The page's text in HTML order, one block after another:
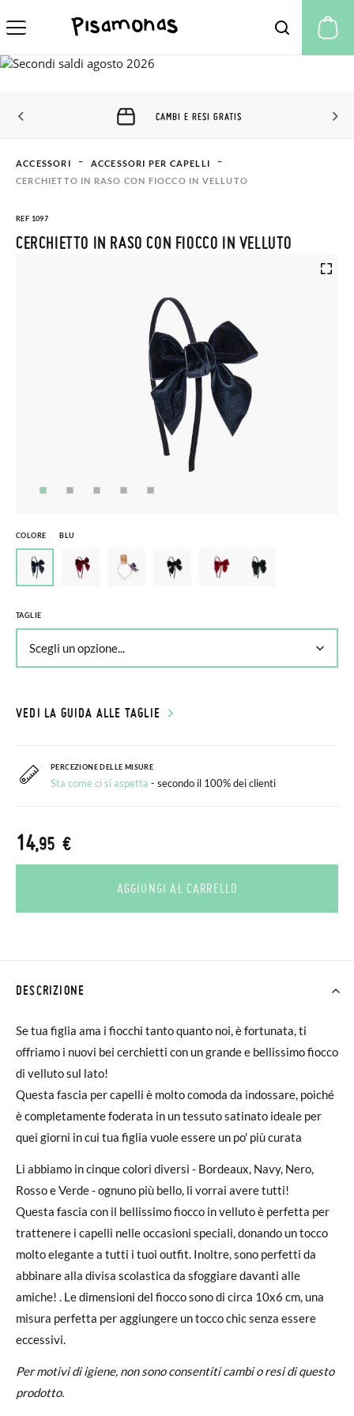
CAMBI E RESI GRATIS
ACCESSORI
ACCESSORI PER CAPELLI
CERCHIETTO IN RASO CON FIOCCO IN VELLUTO
REF 1097
CERCHIETTO IN RASO CON FIOCCO IN VELLUTO
COLORE BLU
TAGLIE
VEDI LA GUIDA ALLE TAGLIE
PERCEZIONE DELLE MISURE
Sta come ci si aspetta - secondo il 100% dei clienti
14,95 €
AGGIUNGI AL CARRELLO
DESCRIZIONE
Se tua figlia ama i fiocchi tanto quanto noi, è fortunata, ti
offriamo i nuovi bei cerchietti con un grande e bellissimo fiocco
di velluto sul lato!
Questa fascia per capelli è molto comoda da indossare, poiché
è completamente foderata in un tessuto satinato ideale per
quei giorni in cui tua figlia vuole essere un po' più curata
Li abbiamo in cinque colori diversi - Bordeaux, Navy, Nero,
Rosso e Verde - ognuno più bello, li vorrai avere tutti!
Questa fascia con il bellissimo fiocco in velluto è perfetta per
trattenere i capelli nelle occasioni speciali, donando un tocco
molto elegante a tutti i tuoi outfit. Inoltre, sono perfetti da
abbinare alla divisa scolastica da sfoggiare davanti alle
amiche! . Le dimensioni del fiocco sono di circa 10x6 cm, una
misura perfetta per aggiungere un tocco chic senza essere
eccessivi.
Per motivi di igiene, non sono consentiti cambi o resi di questo
prodotto.